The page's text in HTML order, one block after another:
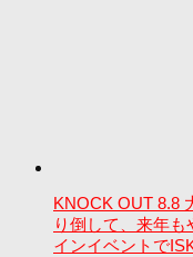
KNOCK OUT 8.8
り倒して、来年
インイベントで